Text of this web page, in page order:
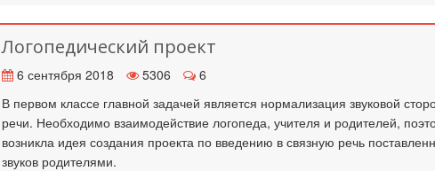
Логопедический проект
6 сентября 2018 5306
6
В первом классе главной задачей является нормализация звуковой
речи. Необходимо взаимодействие логопеда, учителя и родителей,
возникла идея создания проекта по введению в связную речь
звуков родителями.